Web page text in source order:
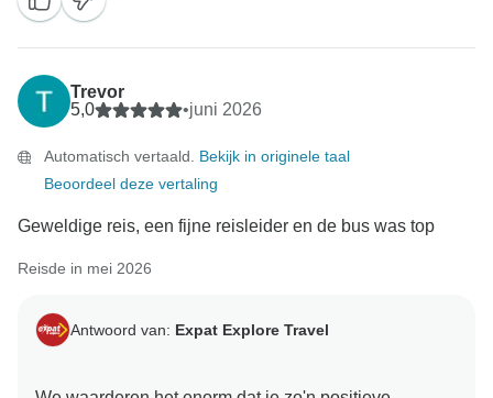
Trevor
5,0
•juni 2026
Automatisch vertaald. Bekijk in originele taal
Beoordeel deze vertaling
Geweldige reis, een fijne reisleider en de bus was top
Reisde in mei 2026
Antwoord van: Expat Explore Travel